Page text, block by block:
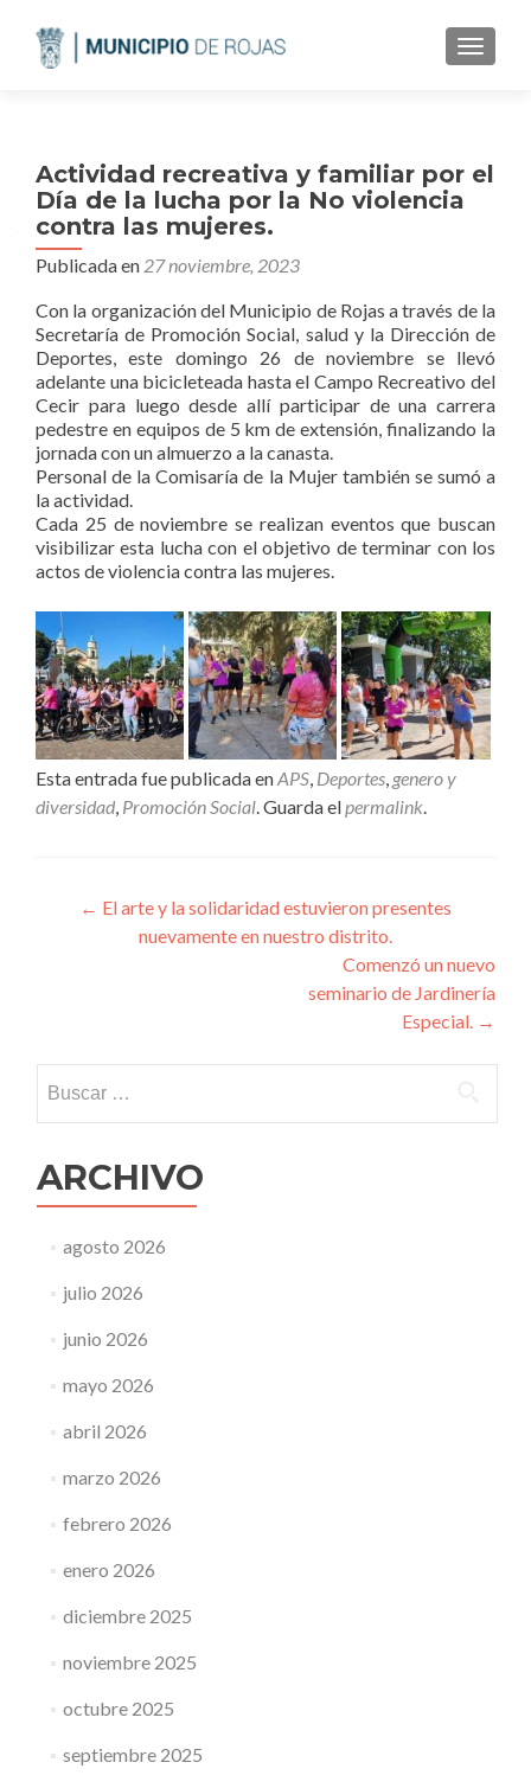
Actividad recreativa y familiar por el
Día de la lucha por la No violencia
contra las mujeres.
Publicada en 27 noviembre, 2023
Con la organización del Municipio de Rojas a través de la
Secretaría de Promoción Social, salud y la Dirección de
Deportes, este domingo 26 de noviembre se llevó
adelante una bicicleteada hasta el Campo Recreativo del
Cecir para luego desde allí participar de una carrera
pedestre en equipos de 5 km de extensión, finalizando la
jornada con un almuerzo a la canasta.
Personal de la Comisaría de la Mujer también se sumó a
la actividad.
Cada 25 de noviembre se realizan eventos que buscan
visibilizar esta lucha con el objetivo de terminar con los
actos de violencia contra las mujeres.
Esta entrada fue publicada enAPS, Deportes, genero y
diversidad, Promoción Social. Guarda elpermalink.
Navegación
← El arte y la solidaridad estuvieron presentes
nuevamente en nuestro distrito.
Comenzó un nuevo
seminario de Jardinería
Especial. →
ARCHIVO
agosto 2026
julio 2026
junio 2026
mayo 2026
abril 2026
marzo 2026
febrero 2026
enero 2026
diciembre 2025
noviembre 2025
octubre 2025
septiembre 2025